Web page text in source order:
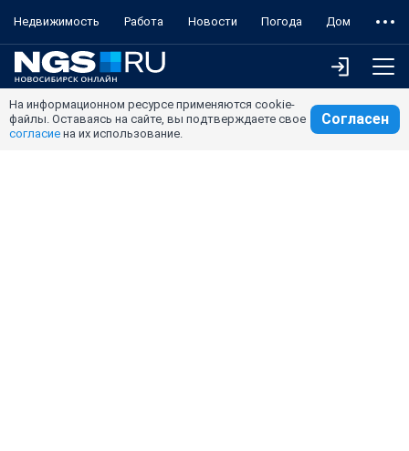
Недвижимость Работа Новости Погода Дом
На информационном ресурсе применяются cookie-
файлы. Оставаясь на сайте, вы подтверждаете свое
согласие на их использование.
Согласен